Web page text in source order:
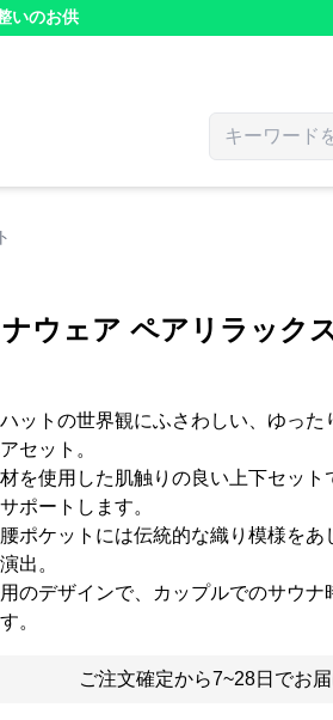
いのお供
ウェア ペアリラック
ットの世界観にふさわしい、ゆった
セット。
を使用した肌触りの良い上下セット
ポートします。
ポケットには伝統的な織り模様をあ
出。
のデザインで、カップルでのサウナ
。
ご注文確定から7~28日でお